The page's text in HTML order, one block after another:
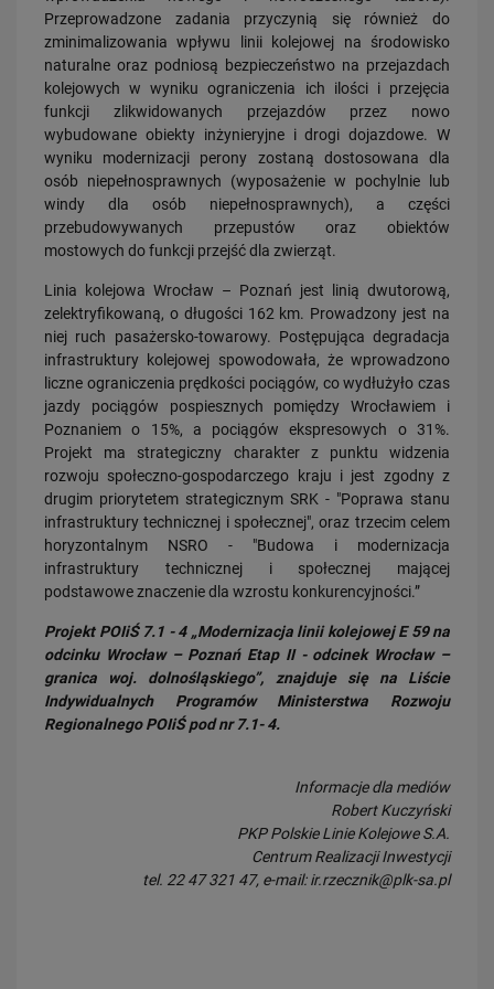
Przeprowadzone zadania przyczynią się również do
zminimalizowania wpływu linii kolejowej na środowisko
naturalne oraz podniosą bezpieczeństwo na przejazdach
kolejowych w wyniku ograniczenia ich ilości i przejęcia
funkcji zlikwidowanych przejazdów przez nowo
wybudowane obiekty inżynieryjne i drogi dojazdowe. W
wyniku modernizacji perony zostaną dostosowana dla
osób niepełnosprawnych (wyposażenie w pochylnie lub
windy dla osób niepełnosprawnych), a części
przebudowywanych przepustów oraz obiektów
mostowych do funkcji przejść dla zwierząt.
Linia kolejowa Wrocław – Poznań jest linią dwutorową,
zelektryfikowaną, o długości 162 km. Prowadzony jest na
niej ruch pasażersko-towarowy. Postępująca degradacja
infrastruktury kolejowej spowodowała, że wprowadzono
liczne ograniczenia prędkości pociągów, co wydłużyło czas
jazdy pociągów pospiesznych pomiędzy Wrocławiem i
Poznaniem o 15%, a pociągów ekspresowych o 31%.
Projekt ma strategiczny charakter z punktu widzenia
rozwoju społeczno-gospodarczego kraju i jest zgodny z
drugim priorytetem strategicznym SRK - "Poprawa stanu
infrastruktury technicznej i społecznej", oraz trzecim celem
horyzontalnym NSRO - "Budowa i modernizacja
infrastruktury technicznej i społecznej mającej
podstawowe znaczenie dla wzrostu konkurencyjności.”
Projekt POIiŚ 7.1 - 4 „Modernizacja linii kolejowej E 59 na
odcinku Wrocław – Poznań Etap II - odcinek Wrocław –
granica woj. dolnośląskiego”, znajduje się na Liście
Indywidualnych Programów Ministerstwa Rozwoju
Regionalnego POIiŚ pod nr 7.1- 4.
Informacje dla mediów
Robert Kuczyński
PKP Polskie Linie Kolejowe S.A.
Centrum Realizacji Inwestycji
tel. 22 47 321 47, e-mail:ir.rzecznik@plk-sa.pl
20.07.2026
Dwie bezkolizyjne przeprawy przez tory zrewolucjonizują komunikację
w Łodzi
PRZECZYTAJ
16.07.2026
Kolej wróci do Bytowa
PRZECZYTAJ
Obserwuj nas